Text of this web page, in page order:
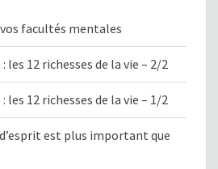
facultés mentales
les 12 richesses de la vie – 2/2
les 12 richesses de la vie – 1/2
est plus important que